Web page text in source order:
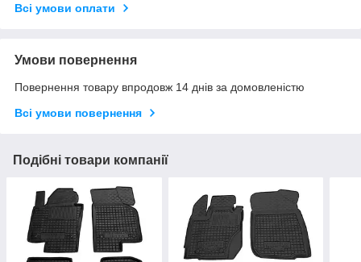
Всі умови оплати
Умови повернення
Повернення товару впродовж 14 днів за домовленістю
Всі умови повернення
Подібні товари компанії